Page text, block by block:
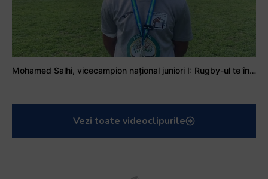
Mohamed Salhi, vicecampion național juniori I: Rugby-ul te învață să accepți și înfrângerile
Vezi toate videoclipurile